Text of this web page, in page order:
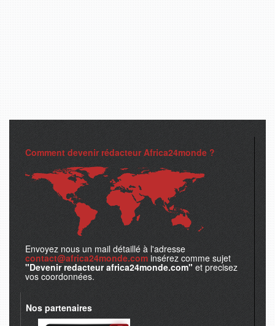
Comment devenir rédacteur Africa24monde ?
Envoyez nous un mail détaillé à l'adresse
contact@africa24monde.com insérez comme sujet
"Devenir redacteur africa24monde.com" et precisez
vos coordonnées.
Nos partenaires